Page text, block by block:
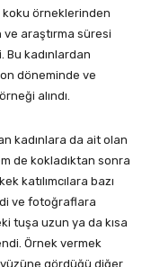
koku örneklerinden
ve araştırma süresi
Bu kadınlardan
döneminde ve
alındı.
kadınlara da ait olan
de kokladıktan sonra
katılımcılara bazı
ve fotoğraflara
tuşa uzun ya da kısa
Örnek vermek
yüzüne gördüğü diğer